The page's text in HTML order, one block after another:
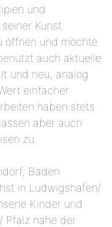
und
Kunst
öffnen und möchte
auch aktuelle
und neu, analog
einfacher
haben stets
aber auch
zu.
Baden
in Ludwigshafen/
Kinder und
Pfalz nahe der